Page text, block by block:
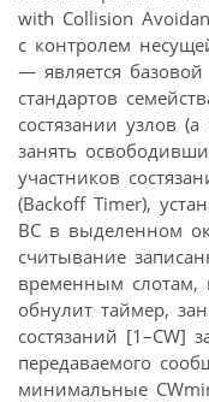
with Collision
с контролем
— является
стандартов
состязании узлов
занять
участников
(Backoff Timer),
ВС в выделенном
считывание
временным слотам,
обнулит таймер,
состязаний [1–CW]
передаваемого
минимальные